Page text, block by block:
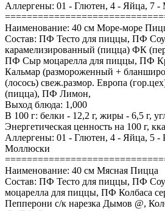
Аллергены: 01 - Глютен, 4 - Яйца, 7 -
Наименование: 40 см Море-море
Состав: ПФ Тесто для пиццы, ПФ
карамелизированный (пицца) ФК
ПФ Сыр моцарелла для пиццы, ПФ
Кальмар (размороженный +
(лосось) свеж.размор. Европа
(пицца), ПФ Лимон,
Выход блюда: 1,000
В 100 г: белки - 12,2 г, жиры - 6,5 г,
Энергетическая ценность на 100 г,
Аллергены: 01 - Глютен, 4 - Яйца, 5 -
Моллюски
Наименование: 40 см Мясная Пицца
Состав: ПФ Тесто для пиццы, ПФ
моцарелла для пиццы, ПФ Колбаса
Пепперони с/к нарезка Дымов @,